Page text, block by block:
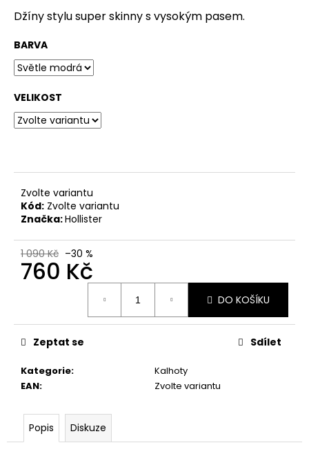
Džíny stylu super skinny s vysokým pasem.
BARVA
VELIKOST
Zvolte variantu
Kód: Zvolte variantu
Značka:Hollister
1 090 Kč –30 %
760 Kč
DO KOŠÍKU
Kategorie:
Kalhoty
EAN: Zvolte variantu
Zeptat se Sdílet
Popis Diskuze
u
e
m
e